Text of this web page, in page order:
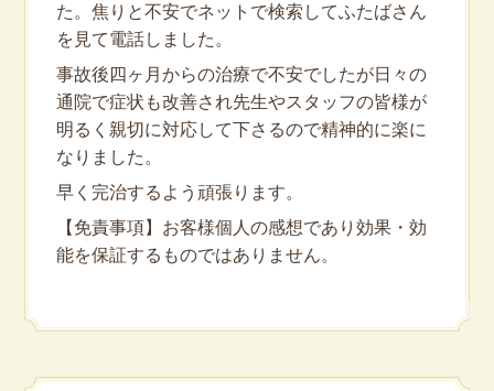
た。焦りと不安でネットで検索してふたばさん
を見て電話しました。
事故後四ヶ月からの治療で不安でしたが日々の
通院で症状も改善され先生やスタッフの皆様が
明るく親切に対応して下さるので精神的に楽に
なりました。
早く完治するよう頑張ります。
【免責事項】お客様個人の感想であり効果・効
能を保証するものではありません。